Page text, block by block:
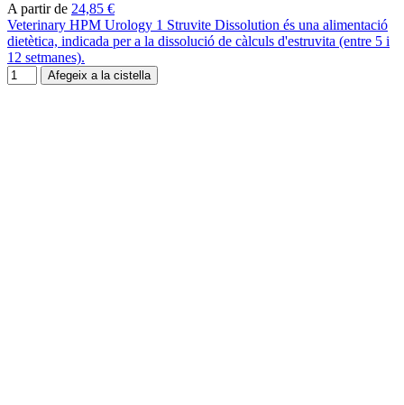
A partir de 24,85 €
Veterinary HPM Urology 1 Struvite Dissolution és una alimentació
dietètica, indicada per a la dissolució de càlculs d'estruvita (entre 5 i
12 setmanes).
Afegeix a la cistella